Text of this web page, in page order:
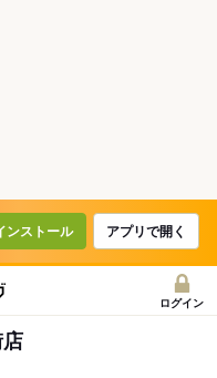
ンストール アプリで開く
ログイン